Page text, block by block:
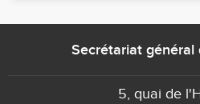
Secrétariat général
5, quai de